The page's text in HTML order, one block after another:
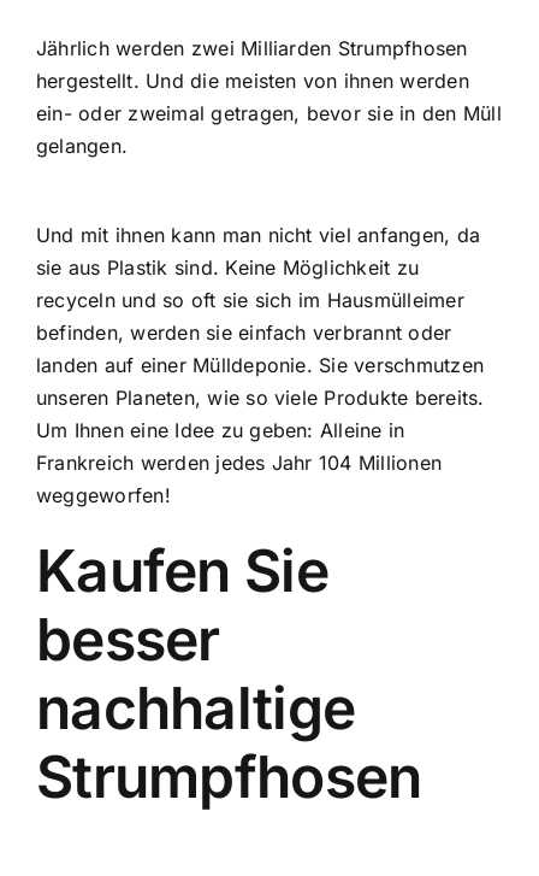
Jährlich werden zwei Milliarden Strumpfhosen
hergestellt. Und die meisten von ihnen werden
ein- oder zweimal getragen, bevor sie in den Müll
gelangen.
Und mit ihnen kann man nicht viel anfangen, da
sie aus Plastik sind. Keine Möglichkeit zu
recyceln und so oft sie sich im Hausmülleimer
befinden, werden sie einfach verbrannt oder
landen auf einer Mülldeponie. Sie verschmutzen
unseren Planeten, wie so viele Produkte bereits.
Um Ihnen eine Idee zu geben: Alleine in
Frankreich werden jedes Jahr 104 Millionen
weggeworfen!
Kaufen Sie
besser
nachhaltige
Strumpfhosen